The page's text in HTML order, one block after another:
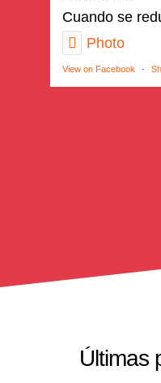
Cuando se
Photo
View on Facebook ·
Últimas